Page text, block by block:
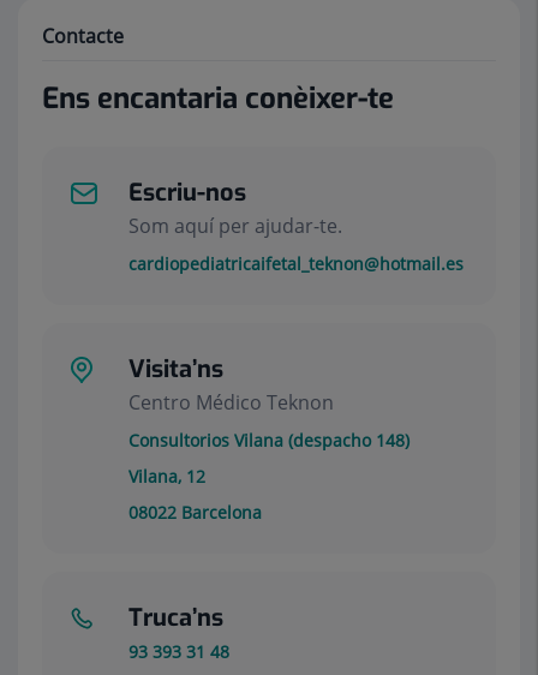
Contacte
Ens encantaria conèixer-te
Escriu-nos
Som aquí per ajudar-te.
cardiopediatricaifetal_teknon@hotmail.es
Visita’ns
Centro Médico Teknon
Consultorios Vilana (despacho 148)
Vilana, 12
08022 Barcelona
Truca’ns
93 393 31 48